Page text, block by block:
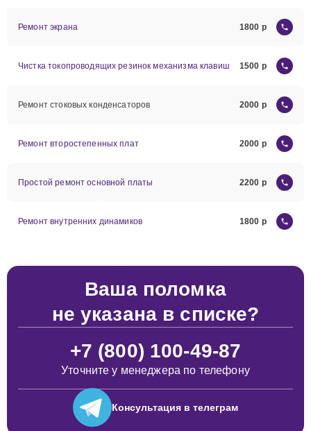
Ремонт экрана 1800
Чистка токопроводящих резинок механизма клавиш 1500
Ремонт стоковых конденсаторов 2000
Ремонт второстепенных плат 2000
Простой ремонт основной платы 2200
Ремонт внутренних динамиков 1800
Ваша поломка
не указана в списке?
+7 (800) 100-49-87
Уточните у менеджера по телефону
Консультация в телеграм